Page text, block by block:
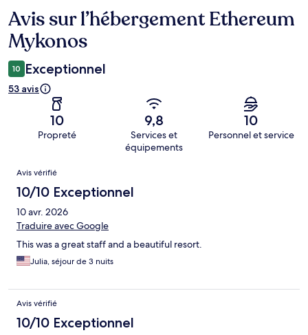
Avis
Avis sur l’hébergement Ethereum
Mykonos
10 Exceptionnel
53 avis
10
Propreté
9,8
Services et
équipements
10
Personnel et service
Avis
Avis vérifié
10/10 Exceptionnel
10 avr. 2026
Traduire avec Google
This was a great staff and a beautiful resort.
Julia, séjour de 3 nuits
Avis vérifié
10/10 Exceptionnel